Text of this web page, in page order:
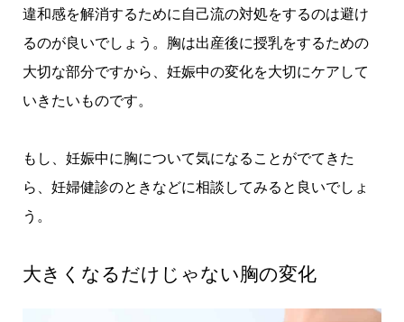
違和感を解消するために自己流の対処をするのは避け
るのが良いでしょう。胸は出産後に授乳をするための
大切な部分ですから、妊娠中の変化を大切にケアして
いきたいものです。
もし、妊娠中に胸について気になることがでてきた
ら、妊婦健診のときなどに相談してみると良いでしょ
う。
大きくなるだけじゃない胸の変化